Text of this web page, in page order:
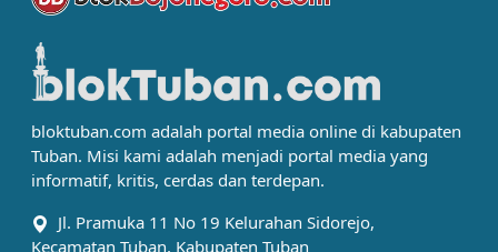
bloktuban.com adalah portal media online di kabupaten
Tuban. Misi kami adalah menjadi portal media yang
informatif, kritis, cerdas dan terdepan.
Jl. Pramuka 11 No 19 Kelurahan Sidorejo,
Kecamatan Tuban, Kabupaten Tuban